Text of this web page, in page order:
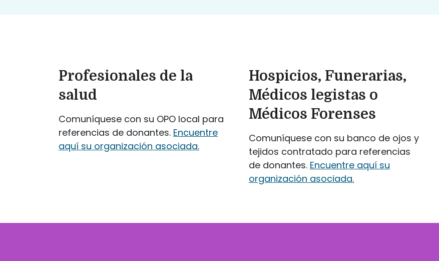
Profesionales de la
salud
Comuníquese con su OPO local para
referencias de donantes. Encuentre
aquí su organización asociada.
Hospicios, Funerarias,
Médicos legistas o
Médicos Forenses
Comuníquese con su banco de ojos y
tejidos contratado para referencias
de donantes. Encuentre aquí su
organización asociada.